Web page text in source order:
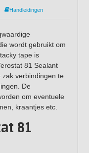
Handleidingen
wordt gebruikt om
tape is
81 Sealant
verbindingen te
De
om eventuele
kraantjes etc.
81